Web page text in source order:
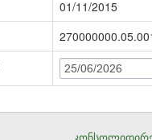
01/11/2015
25/06/2026